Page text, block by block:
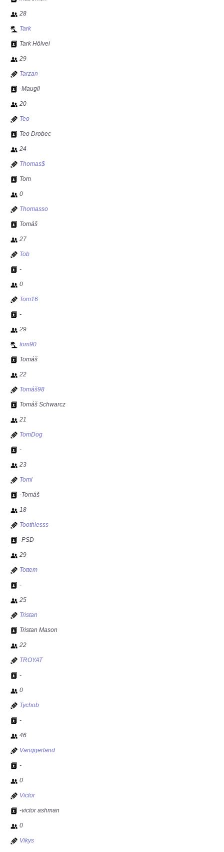
28
Tark
Tark Hölvei
29
Tarzan
-Maugli
20
Teo
Teo Drobec
24
Thomas$
Tom
0
Thomasso
Tomáš
27
Tob
-
0
Tom16
-
29
tom90
Tomáš
22
Tomáš98
Tomáš Schwarcz
21
TomDog
-
23
Tomi
-Tomáš
18
Toothlesss
-PSD
29
Tottem
-
25
Tristan
Tristan Mason
22
TROYAT
-
0
Tychob
-
46
Vanggerland
-
0
Victor
-victor ashman
0
Vikys